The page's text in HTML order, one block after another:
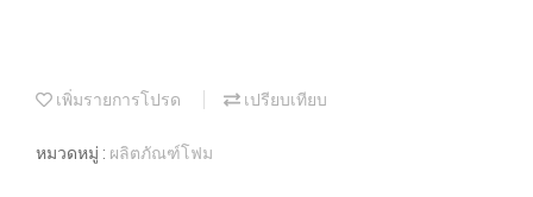
เพิ่มรายการโปรด เปรียบเทียบ
หมวดหมู่ : ผลิตภัณฑ์โฟม